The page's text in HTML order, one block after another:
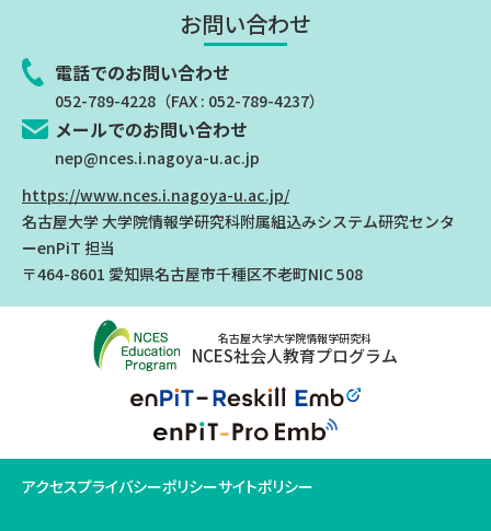
お問い合わせ
電話でのお問い合わせ
052-789-4228 （FAX : 052-789-4237）
メールでのお問い合わせ
nep@nces.i.nagoya-u.ac.jp
https://www.nces.i.nagoya-u.ac.jp/
名古屋大学 大学院情報学研究科附属組込みシステム研究センタ
ーenPiT 担当
〒464-8601 愛知県名古屋市千種区不老町NIC 508
名古屋大学大学院情報学研究科
NCES社会人教育プログラム
アクセスプライバシーポリシーサイトポリシー